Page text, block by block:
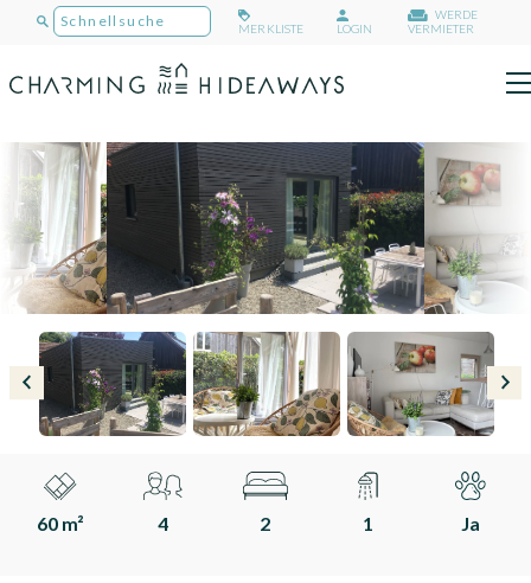
MERKLISTE LOGIN
WERDE
VERMIETER
60 m² 4 2 1 Ja